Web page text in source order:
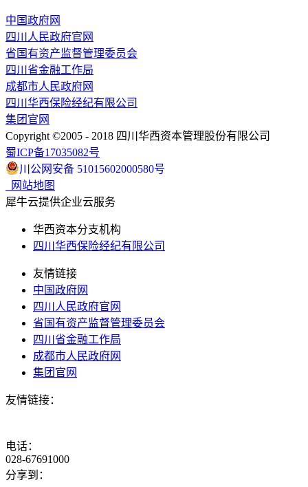
中国政府网
四川人民政府官网
省国有资产监督管理委员会
四川省金融工作局
成都市人民政府网
四川华西保险经纪有限公司
集团官网
Copyright ©2005 - 2018 四川华西资本管理股份有限公司
蜀ICP备17035082号
川公网安备 51015602000580号
网站地图
犀牛云提供企业云服务
华西资本分支机构
四川华西保险经纪有限公司
友情链接
中国政府网
四川人民政府官网
省国有资产监督管理委员会
四川省金融工作局
成都市人民政府网
集团官网
友情链接：
电话：
028-67691000
分享到：